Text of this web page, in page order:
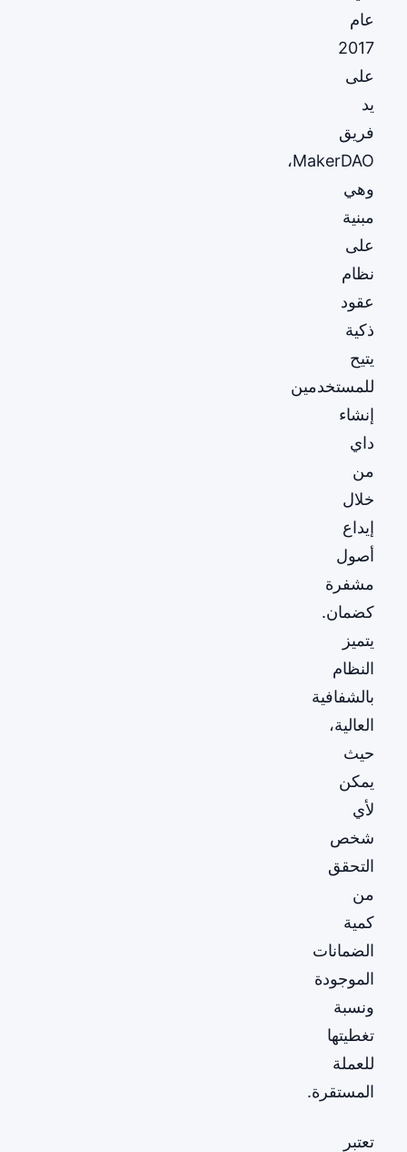
عام
2017
على
يد
فريق
MakerDAO،
وهي
مبنية
على
نظام
عقود
ذكية
يتيح
للمستخدمين
إنشاء
داي
من
خلال
إيداع
أصول
مشفرة
كضمان.
يتميز
النظام
بالشفافية
العالية،
حيث
يمكن
لأي
شخص
التحقق
من
كمية
الضمانات
الموجودة
ونسبة
تغطيتها
للعملة
المستقرة.
تعتبر